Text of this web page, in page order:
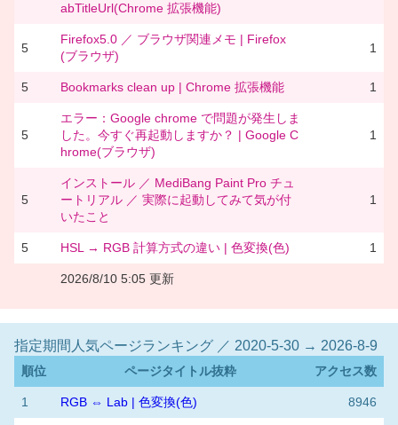
abTitleUrl(Chrome 拡張機能)
5
Firefox5.0 ／ ブラウザ関連メモ | Firefox
(ブラウザ)
1
5 Bookmarks clean up | Chrome 拡張機能 1
5
エラー：Google chrome で問題が発生しま
した。今すぐ再起動しますか？ | Google C
hrome(ブラウザ)
1
5
インストール ／ MediBang Paint Pro チュ
ートリアル ／ 実際に起動してみて気が付
いたこと
1
5 HSL → RGB 計算方式の違い | 色変換(色) 1
2026/8/10 5:05 更新
指定期間人気ページランキング ／ 2020-5-30 → 2026-8-9
順位 ページタイトル抜粋 アクセス数
1 RGB ⇔ Lab | 色変換(色) 8946